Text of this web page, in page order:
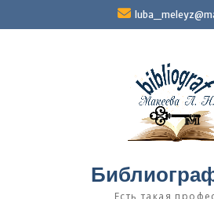
Есть такая